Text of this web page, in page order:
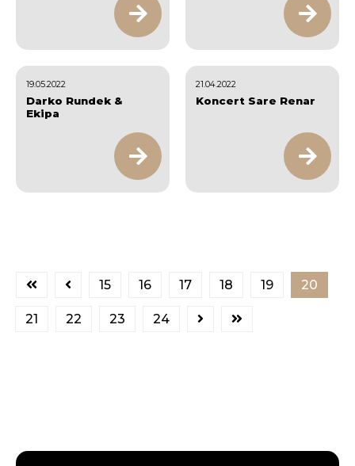
Darko Rundek &
Ekipa
19.05.2022
Koncert Sare Renar
21.04.2022
15 16 17 18 19 20
21 22 23 24